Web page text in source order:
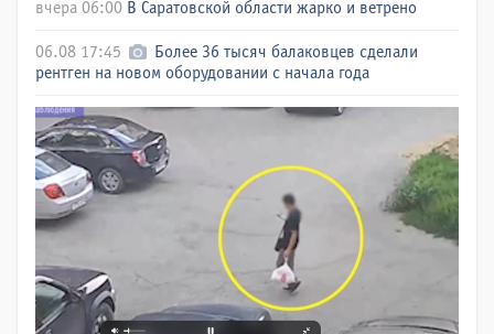
вчера 06:00 В Саратовской области жарко и ветрено
06.08 17:45
Более 36 тысяч балаковцев сделали
рентген на новом оборудовании с начала года